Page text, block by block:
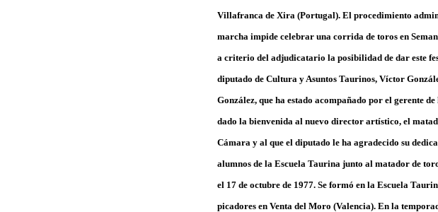
Villafranca de Xira (Portugal). El procedimiento
marcha impide celebrar una corrida de toros en
a criterio del adjudicatario la posibilidad de dar este
diputado de Cultura y Asuntos Taurinos, Víctor
González, que ha estado acompañado por el gerente
dado la bienvenida al nuevo director artístico, el
Cámara y al que el diputado le ha agradecido su
alumnos de la Escuela Taurina junto al matador de
el 17 de octubre de 1977. Se formó en la Escuela
picadores en Venta del Moro (Valencia). En la